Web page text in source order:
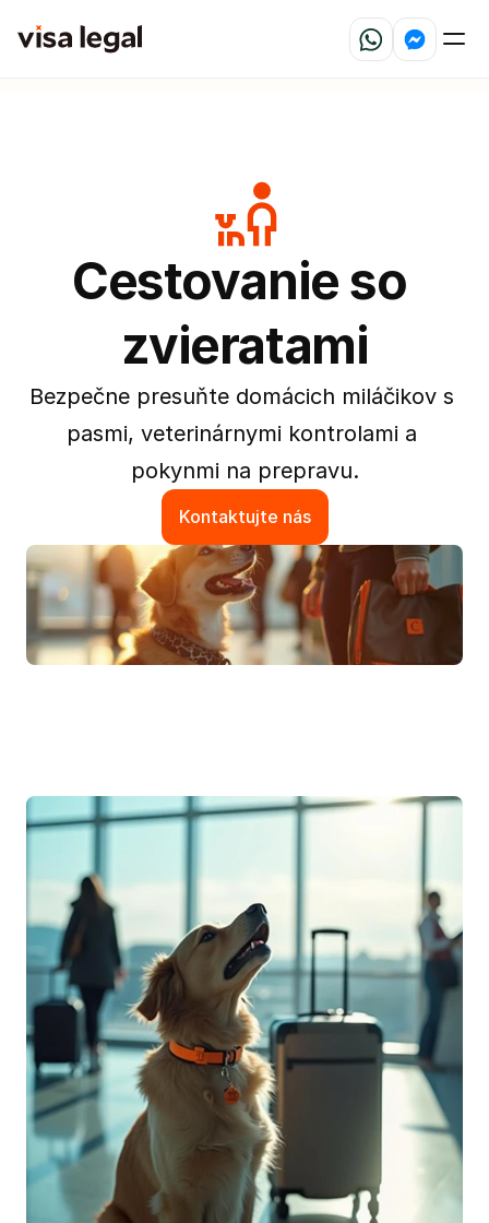
Cestovanie so
zvieratami
Bezpečne presuňte domácich miláčikov s
pasmi, veterinárnymi kontrolami a
pokynmi na prepravu.
Kontaktujte nás